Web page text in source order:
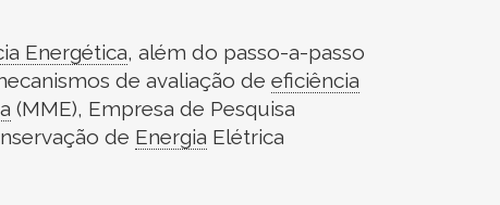
Energética, além do passo-a-passo
de avaliação de eficiência
(MME), Empresa de Pesquisa
de Energia Elétrica